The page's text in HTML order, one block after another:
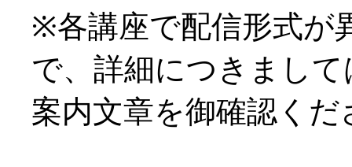
※各講座で配信形式が
で、詳細につきまし
案内文章を御確認くだ